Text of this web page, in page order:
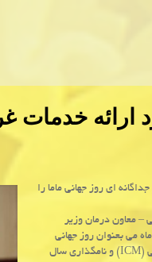
خدمات
ای روز جهانی ماما را
– معاون درمان وزیر
می بعنوان روز جهانی
“ماما” از طرف سازمان جهانی بهداشت و کنفدراسیون بین المللی مامایی (ICM) و نامگذاری سال